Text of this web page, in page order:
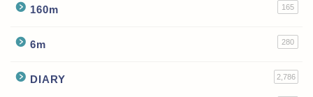
160m 165
6m 280
DIARY 2,786